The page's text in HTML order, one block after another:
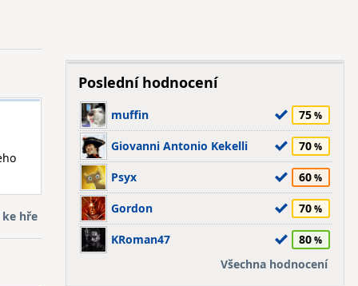
ke hře
Poslední hodnocení
muffin 75
Giovanni Antonio Kekelli 70
Psyx 60
Gordon 70
KRoman47
80
Všechna hodnocení